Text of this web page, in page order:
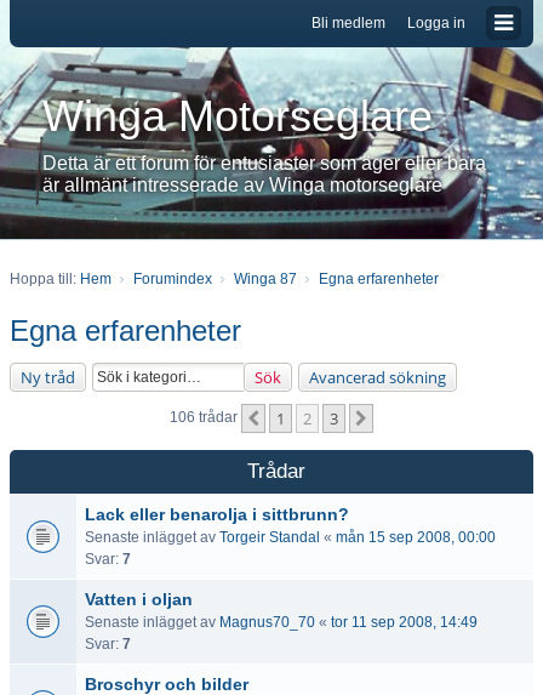
Logga in
Bli medlem
Winga Motorseglare
Detta är ett forum för entusiaster som äger eller bara
är allmänt intresserade av Winga motorseglare
Hoppa till: Hem Forumindex Winga 87 Egna erfarenheter
Egna erfarenheter
Ny tråd Sök Avancerad sökning
106 trådar Föregående
1 2 3
Trådar
Lack eller benarolja i sittbrunn?
Senaste inlägget av Torgeir Standal « mån 15 sep 2008, 00:00
Svar: 7
Vatten i oljan
Senaste inlägget av Magnus70_70 « tor 11 sep 2008, 14:49
Svar: 7
Broschyr och bilder